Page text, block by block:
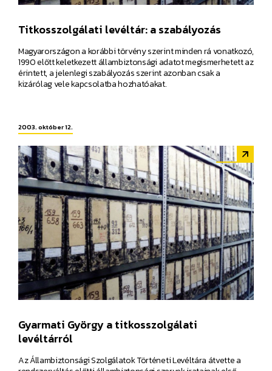
Titkosszolgálati levéltár: a szabályozás
Magyarországon a korábbi törvény szerint minden rá vonatkozó,
1990 előtt keletkezett állambiztonsági adatot megismerhetett az
érintett, a jelenlegi szabályozás szerint azonban csak a
kizárólag vele kapcsolatba hozhatóakat.
2003. október 12.
Gyarmati György a titkosszolgálati
levéltárról
Az Állambiztonsági Szolgálatok Történeti Levéltára átvette a